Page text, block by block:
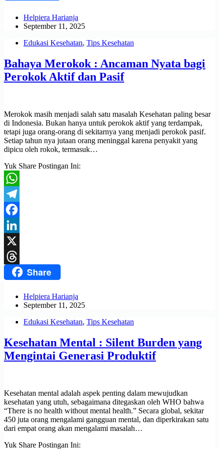
Helpiera Harianja
September 11, 2025
Edukasi Kesehatan, Tips Kesehatan
Bahaya Merokok : Ancaman Nyata bagi
Perokok Aktif dan Pasif
Merokok masih menjadi salah satu masalah Kesehatan paling besar
di Indonesia. Bukan hanya untuk perokok aktif yang terdampak,
tetapi juga orang-orang di sekitarnya yang menjadi perokok pasif.
Setiap tahun nya jutaan orang meninggal karena penyakit yang
dipicu oleh rokok, termasuk…
Yuk Share Postingan Ini:
WhatsApp
Telegram
Facebook
LinkedIn
X
ThreadsShare
Helpiera Harianja
September 11, 2025
Edukasi Kesehatan, Tips Kesehatan
Kesehatan Mental : Silent Burden yang
Mengintai Generasi Produktif
Kesehatan mental adalah aspek penting dalam mewujudkan
kesehatan yang utuh, sebagaimana ditegaskan oleh WHO bahwa
“There is no health without mental health.” Secara global, sekitar
450 juta orang mengalami gangguan mental, dan diperkirakan satu
dari empat orang akan mengalami masalah…
Yuk Share Postingan Ini: